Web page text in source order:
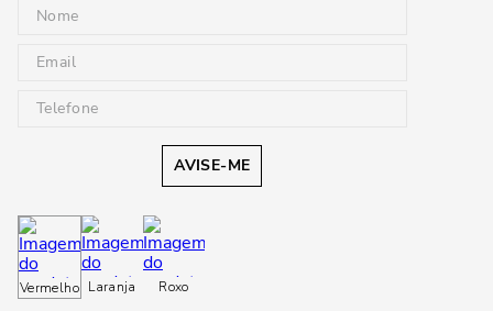
AVISE-ME
Vermelho Laranja Roxo